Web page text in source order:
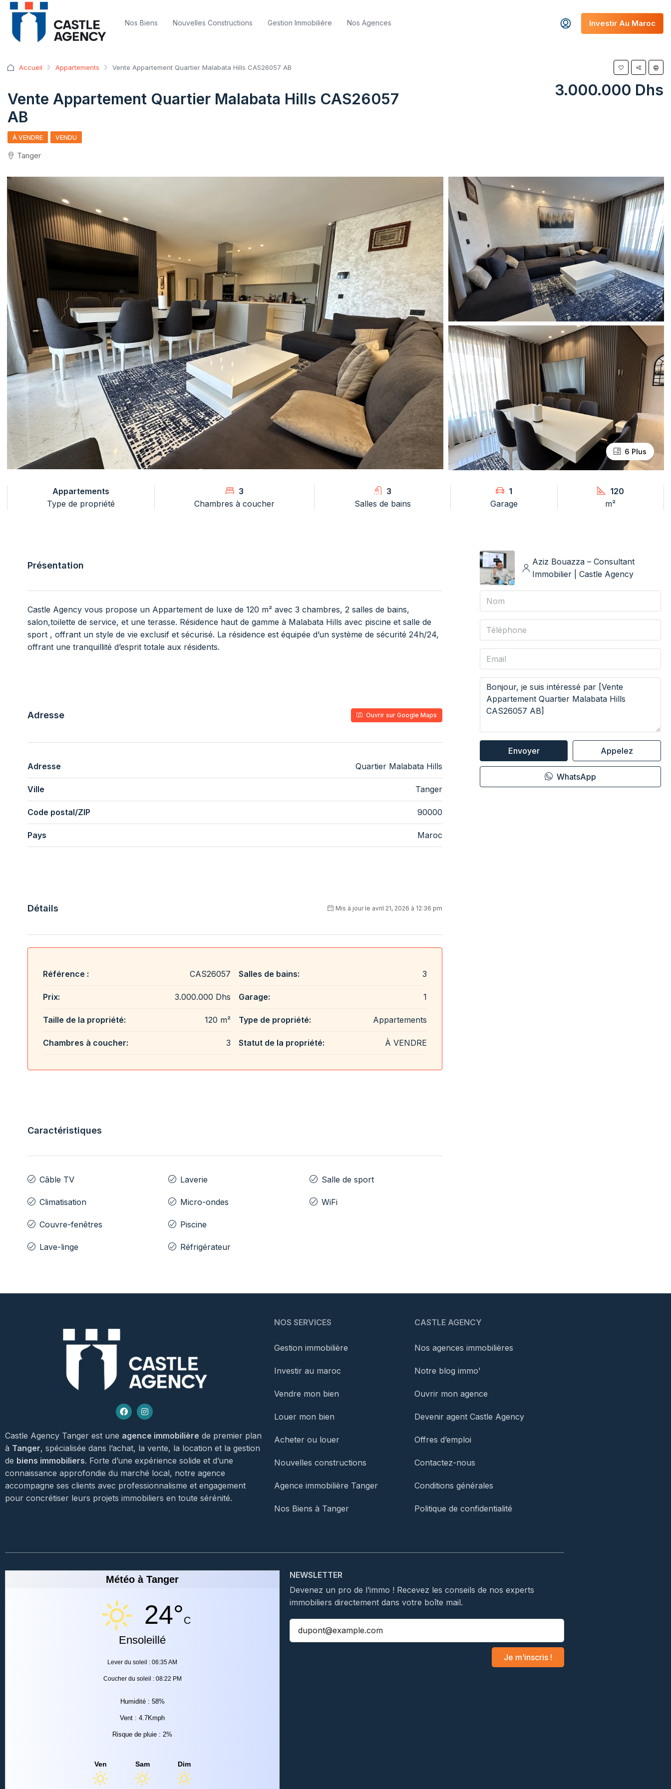
Nos Biens Nouvelles Constructions Gestion Immobilière Nos Agences Investir Au Maroc
Accueil Appartements Vente Appartement Quartier Malabata Hills CAS26057 AB
Vente Appartement Quartier Malabata Hills CAS26057
AB
3.000.000 Dhs
À VENDRE VENDU
Tanger
6 Plus
Appartements
Type de propriété
3
Chambres à coucher
3
Salles de bains
1
Garage
120
m²
Présentation
Castle Agency vous propose un Appartement de luxe de 120 m² avec 3 chambres, 2 salles de bains,
salon,toilette de service, et une terasse. Résidence haut de gamme à Malabata Hills avec piscine et salle de
sport , offrant un style de vie exclusif et sécurisé. La résidence est équipée d’un système de sécurité 24h/24,
offrant une tranquillité d’esprit totale aux résidents.
Adresse Ouvrir sur Google Maps
Adresse Quartier Malabata Hills
Ville Tanger
Code postal/ZIP 90000
Pays Maroc
Détails Mis à jour le avril 21, 2026 à 12:36 pm
Référence : CAS26057
Prix: 3.000.000 Dhs
Taille de la propriété: 120 m²
Chambres à coucher: 3
Salles de bains: 3
Garage: 1
Type de propriété: Appartements
Statut de la propriété: À VENDRE
Caractéristiques
Câble TV
Climatisation
Couvre-fenêtres
Lave-linge
Laverie
Micro-ondes
Piscine
Réfrigérateur
Salle de sport
WiFi
Aziz Bouazza – Consultant
Immobilier | Castle Agency
Envoyer Appelez
WhatsApp
Castle Agency Tanger est une agence immobilière de premier plan
à Tanger, spécialisée dans l’achat, la vente, la location et la gestion
de biens immobiliers. Forte d’une expérience solide et d’une
connaissance approfondie du marché local, notre agence
accompagne ses clients avec professionnalisme et engagement
pour concrétiser leurs projets immobiliers en toute sérénité.
NOS SERVICES
Gestion immobilière
Investir au maroc
Vendre mon bien
Louer mon bien
Acheter ou louer
Nouvelles constructions
Agence immobilière Tanger
Nos Biens à Tanger
CASTLE AGENCY
Nos agences immobilières
Notre blog immo’
Ouvrir mon agence
Devenir agent Castle Agency
Offres d’emploi
Contactez-nous
Conditions générales
Politique de confidentialité
Météo à Tanger
24°C
Ensoleillé
Lever du soleil : 06:35 AM
Coucher du soleil : 08:22 PM
Humidité : 58%
Vent : 4.7Kmph
Risque de pluie : 2%
Ven Sam Dim
NEWSLETTER
Devenez un pro de l’immo ! Recevez les conseils de nos experts
immobiliers directement dans votre boîte mail.
Je m’inscris !